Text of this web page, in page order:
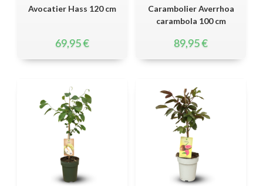
Avocatier Hass 120 cm
69,95€
Carambolier Averrhoa
carambola 100 cm
89,95€